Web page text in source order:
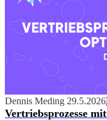
Dennis Meding 29.5.2026
Vertriebsprozesse